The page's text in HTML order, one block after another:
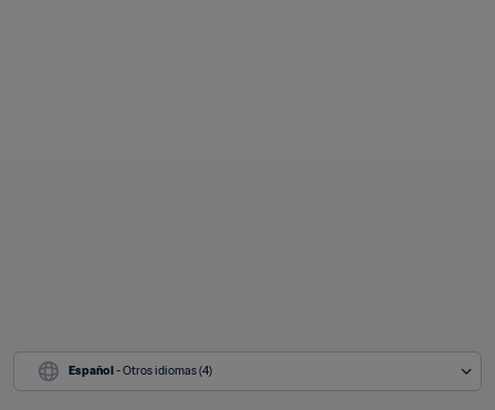
Español - Otros idiomas (4)